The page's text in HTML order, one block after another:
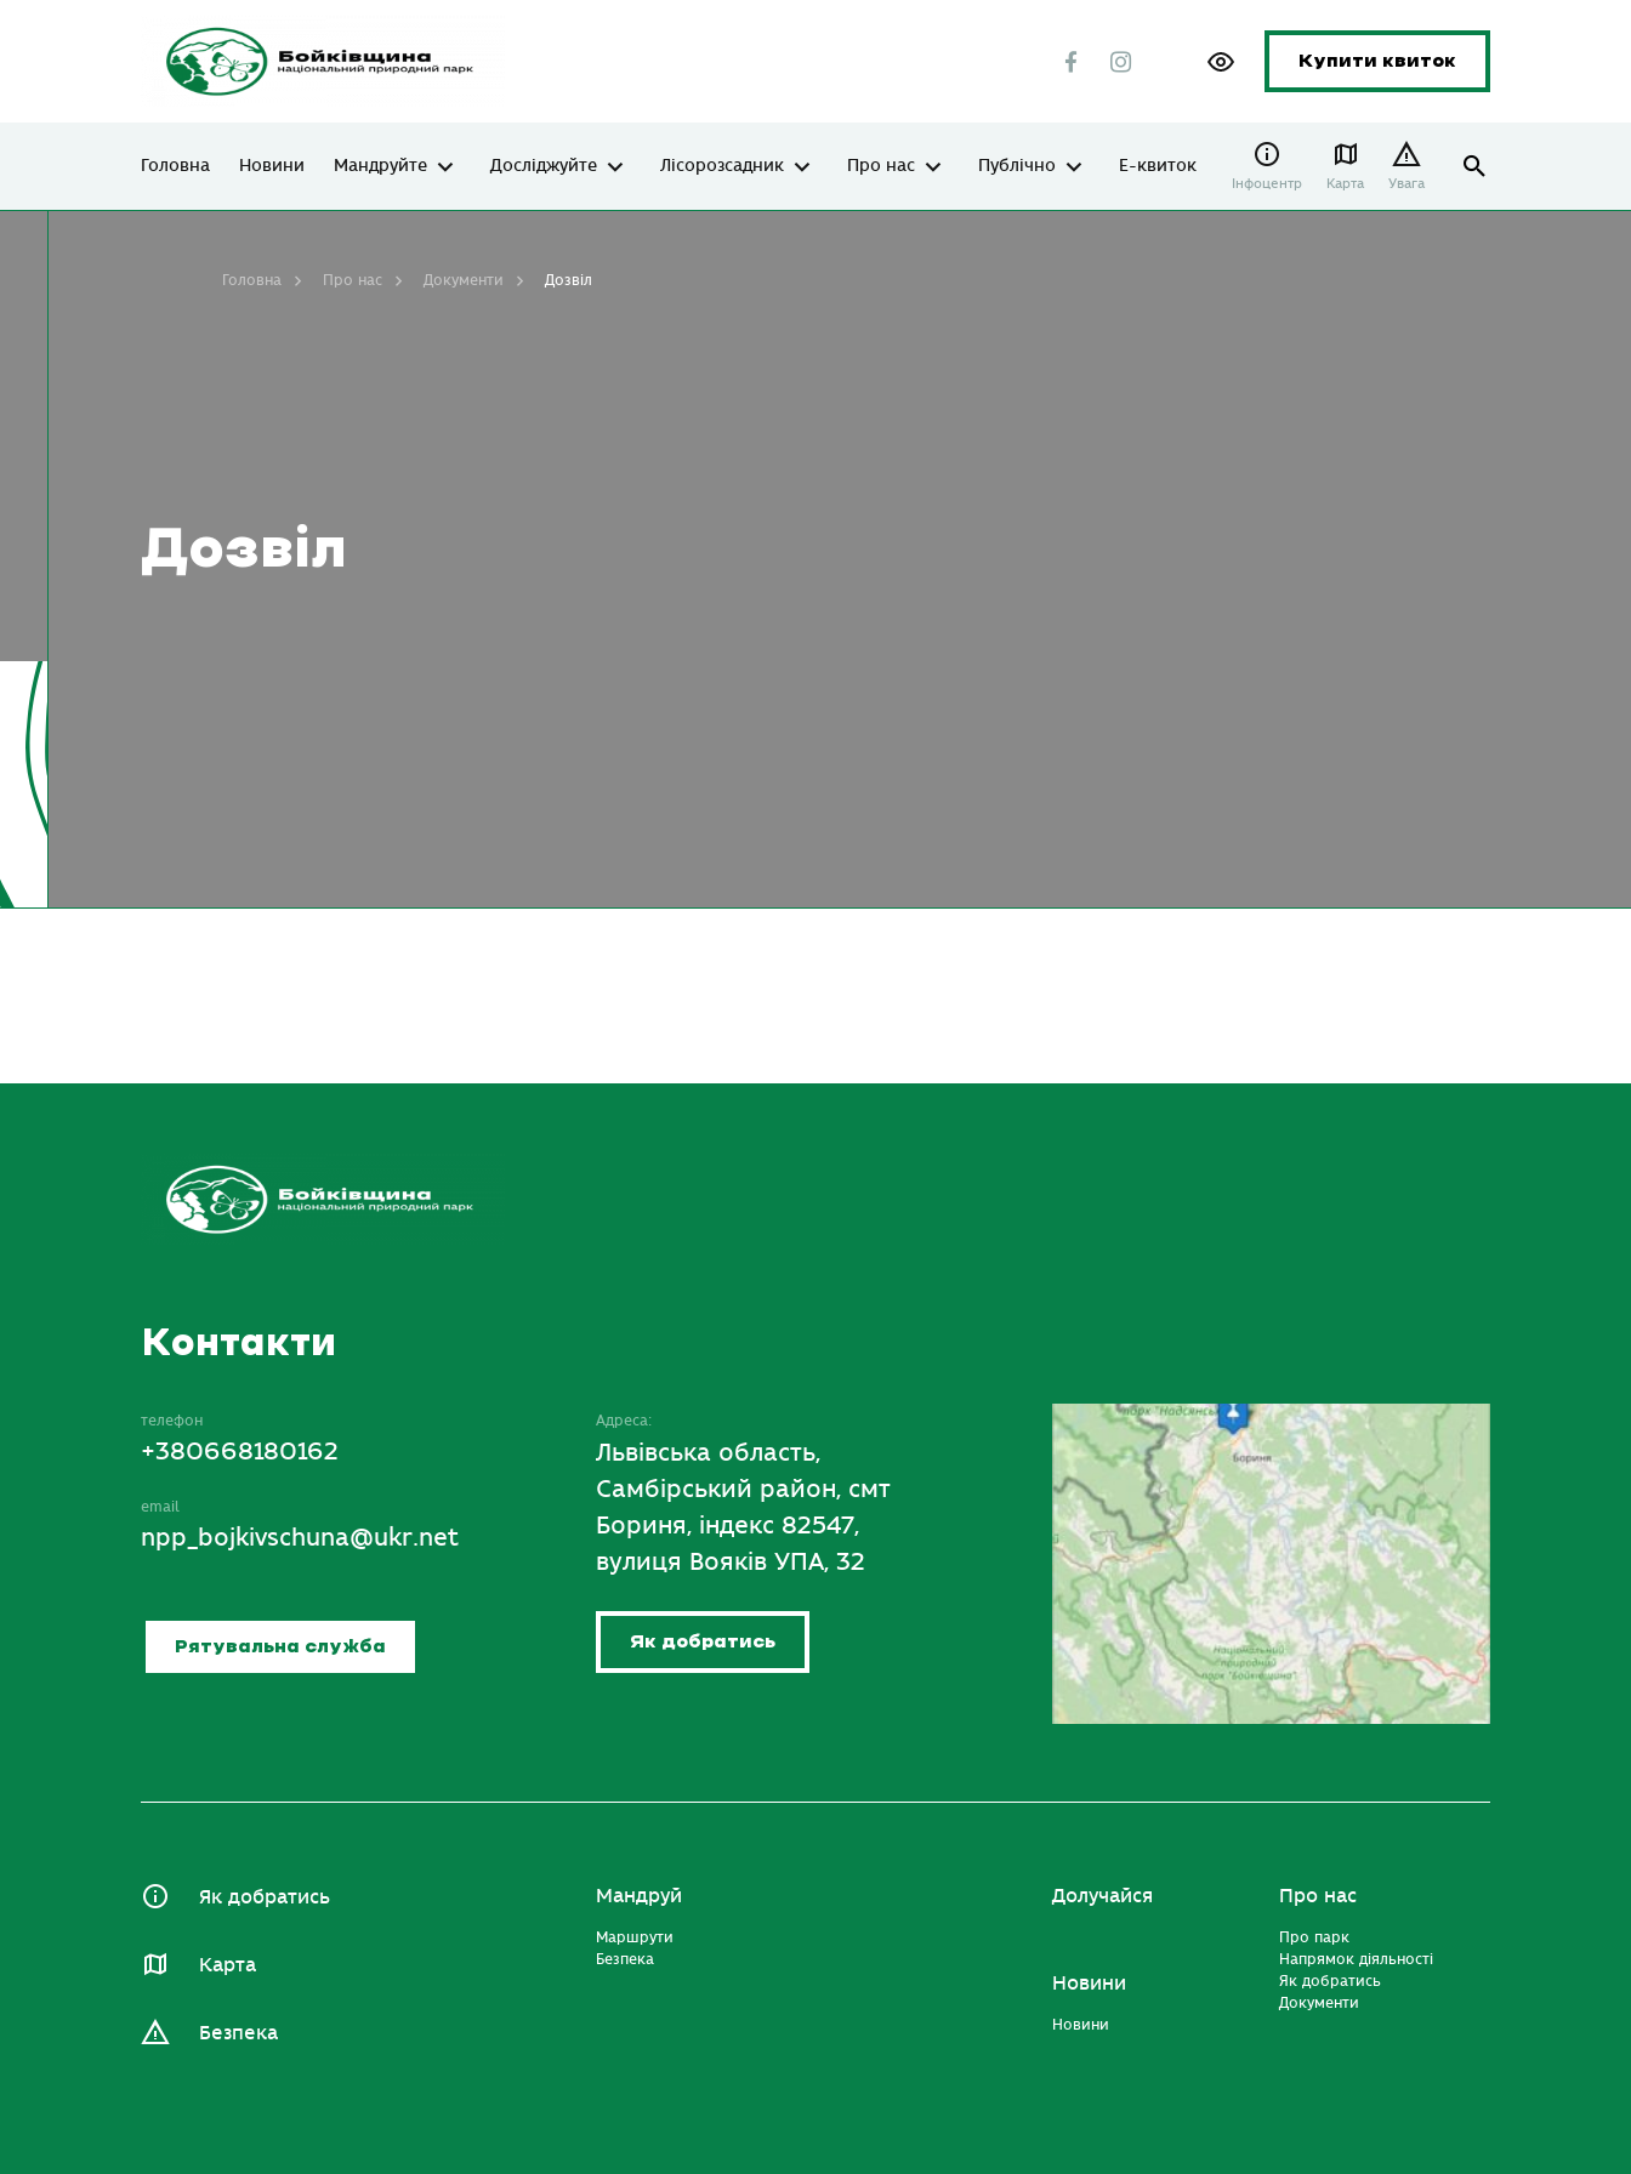
Купити квиток
Головна Новини Мандруйте Досліджуйте Лісорозсадник Про нас Публічно Е-квиток
Інфоцентр Карта Увага
Дозвіл
Головна Про нас Документи Дозвіл
Контакти
телефон
+380668180162
email
npp_bojkivschuna@ukr.net
Рятувальна служба
Адреса:
Львівська область,
Самбірський район, смт
Бориня, індекс 82547,
вулиця Вояків УПА, 32
Як добратись
Як добратись
Карта
Безпека
Мандруй
Маршрути
Безпека
Долучайся
Новини
Новини
Про нас
Про парк
Напрямок діяльності
Як добратись
Документи